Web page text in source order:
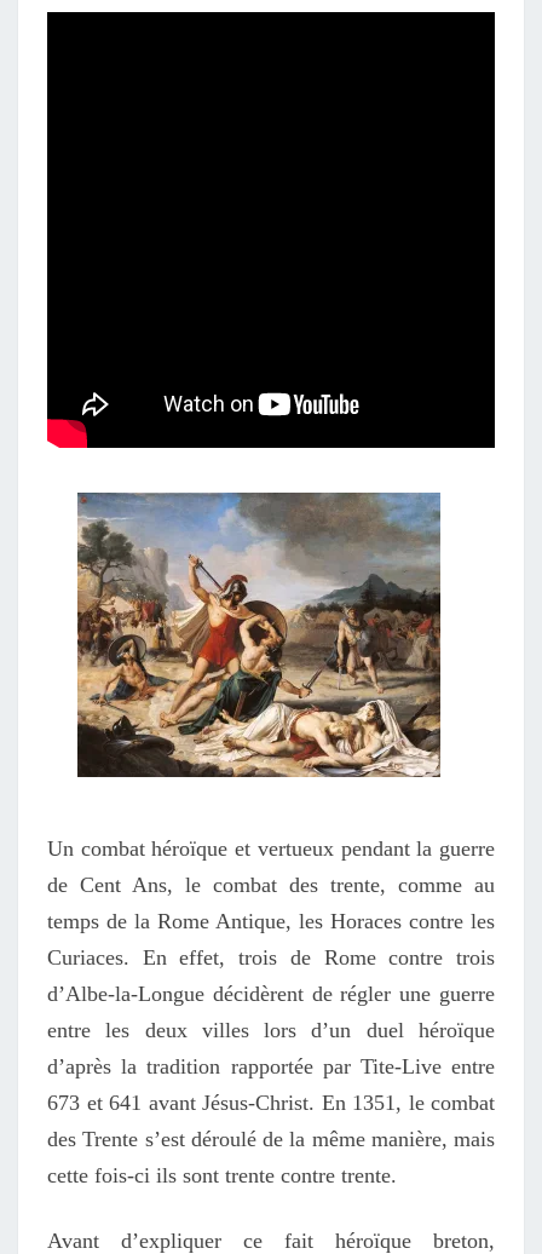
SEPTEMBRE
Un combat héroïque et vertueux pendant la guerre
de Cent Ans, le combat des trente, comme au
temps de la Rome Antique, les Horaces contre les
Curiaces. En effet, trois de Rome contre trois
d’Albe-la-Longue décidèrent de régler une guerre
entre les deux villes lors d’un duel héroïque
d’après la tradition rapportée par Tite-Live entre
673 et 641 avant Jésus-Christ. En 1351, le combat
des Trente s’est déroulé de la même manière, mais
cette fois-ci ils sont trente contre trente.
Avant d’expliquer ce fait héroïque breton,